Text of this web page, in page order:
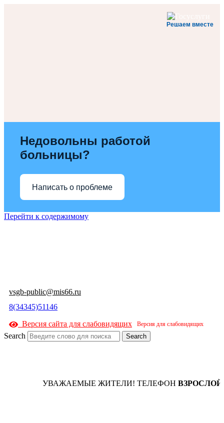
Решаем вместе
Недовольны работой
больницы?
Написать о проблеме
Перейти к содержимому
vsgb-public@mis66.ru
8(34345)51146
Версия сайта для слабовидящих
Search
Search
УВАЖАЕМЫЕ ЖИТЕЛИ! ТЕЛЕФОНВЗРОСЛОЙ